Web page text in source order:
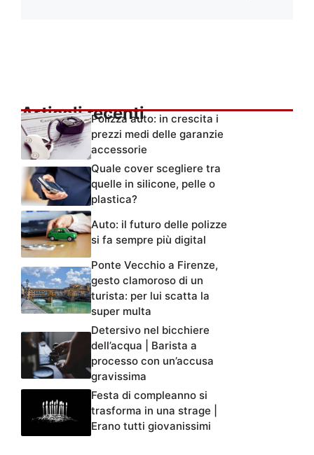
Articoli recentiPolizza auto: in crescita i
prezzi medi delle garanzie
accessorie
Quale cover scegliere tra
quelle in silicone, pelle o
plastica?
Auto: il futuro delle polizze
si fa sempre più digital
Ponte Vecchio a Firenze,
gesto clamoroso di un
turista: per lui scatta la
super multa
Detersivo nel bicchiere
dell’acqua | Barista a
processo con un’accusa
gravissima
Festa di compleanno si
trasforma in una strage |
Erano tutti giovanissimi